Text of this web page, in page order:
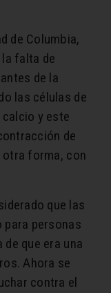
de Columbia,
falta de
de la
las células de
y este
de
forma, con
que las
personas
que era una
Ahora se
contra el